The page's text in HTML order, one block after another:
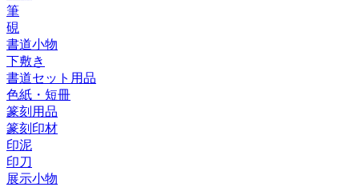
筆
硯
書道小物
下敷き
書道セット用品
色紙・短冊
篆刻用品
篆刻印材
印泥
印刀
展示小物